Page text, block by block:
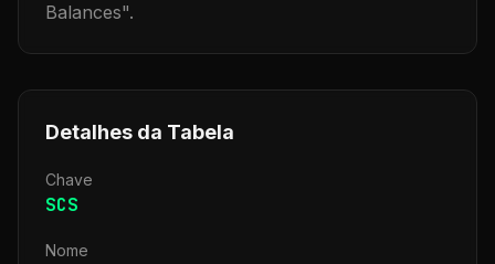
Balances".
Detalhes da Tabela
Chave
SCS
Nome